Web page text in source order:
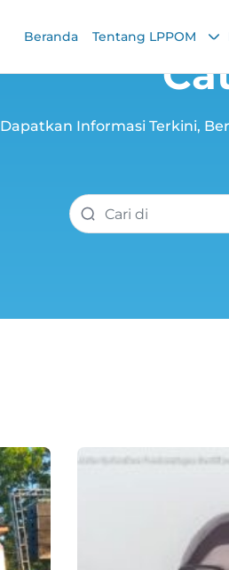
Beranda Tentang LPPOM
Dapatkan Informasi Terkini,